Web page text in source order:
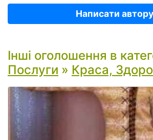
Написати автору
Інші оголошення в
Послуги » Краса,